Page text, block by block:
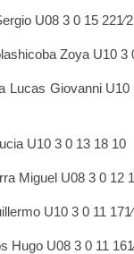
U08 3 0 15
Zoya U10 3
Lucas Giovanni U10
U10 3 0 13 18 10
Miguel U08 3 0 12
U10 3 0 11
Hugo U08 3 0 11